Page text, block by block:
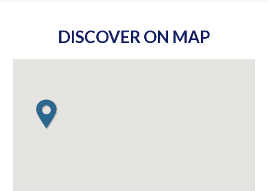
DISCOVER ON MAP